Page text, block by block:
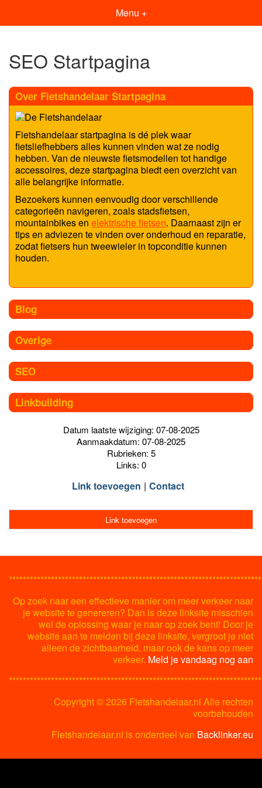
Menu +
SEO Startpagina
Over Fietshandelaar Startpagina
Fietshandelaar startpagina is dé plek waar
fietsliefhebbers alles kunnen vinden wat ze nodig
hebben. Van de nieuwste fietsmodellen tot handige
accessoires, deze startpagina biedt een overzicht van
alle belangrijke informatie.
Bezoekers kunnen eenvoudig door verschillende
categorieën navigeren, zoals stadsfietsen,
mountainbikes en elektrische fietsen. Daarnaast zijn er
tips en adviezen te vinden over onderhoud en reparatie,
zodat fietsers hun tweewieler in topconditie kunnen
houden.
Blog
Overige
SEO
Linkbuilding
Datum laatste wijziging: 07-08-2025
Aanmaakdatum: 07-08-2025
Rubrieken: 5
Links: 0
Link toevoegen Contact
Link toevoegen
Op zoek naar een effectieve manier om meer verkeer naar
je website te genereren? Dan is deze linksite misschien
wel de oplossing waar je naar op zoek bent! Door je
website aan te melden bij deze linksite, vergroot je niet
alleen de zichtbaarheid, maar ook de kans op meer
verkeer. Meld je vandaag nog aan
Copyright ©2026 Fietshandelaar.nl Alle rechten
voorbehouden
Fietshandelaar.nl is onderdeel van Backlinker.eu